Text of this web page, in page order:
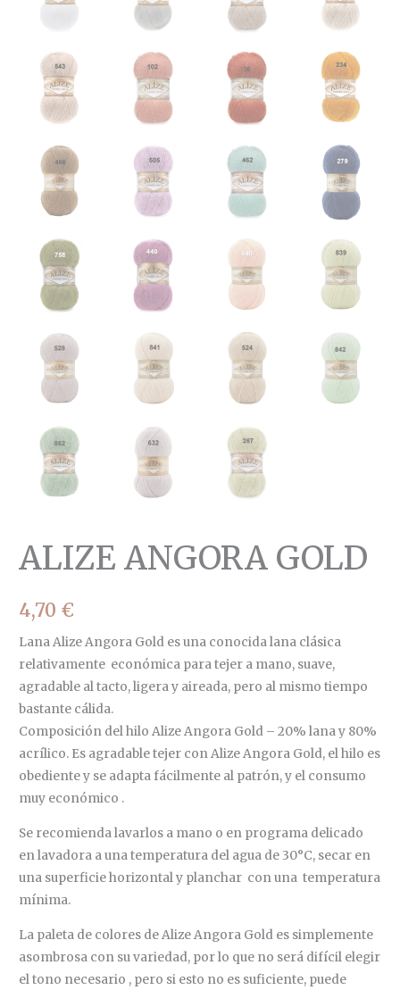
ALIZE ANGORA GOLD
4,70 €
Lana Alize Angora Gold es una conocida lana clásica
relativamente económica para tejer a mano, suave,
agradable al tacto, ligera y aireada, pero al mismo tiempo
bastante cálida.
Composición del hilo Alize Angora Gold – 20% lana y 80%
acrílico. Es agradable tejer con Alize Angora Gold, el hilo es
obediente y se adapta fácilmente al patrón, y el consumo
muy económico .
Se recomienda lavarlos a mano o en programa delicado
en lavadora a una temperatura del agua de 30°C, secar en
una superficie horizontal y planchar con una temperatura
mínima.
La paleta de colores de Alize Angora Gold es simplemente
asombrosa con su variedad, por lo que no será difícil elegir
el tono necesario , pero si esto no es suficiente, puede